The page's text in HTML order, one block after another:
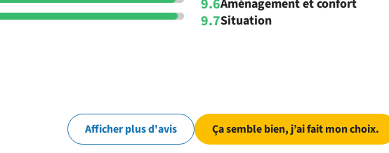
9.6Aménagement et confort
9.7Situation
Afficher plus d'avis Ça semble bien, j’ai fait mon choix.